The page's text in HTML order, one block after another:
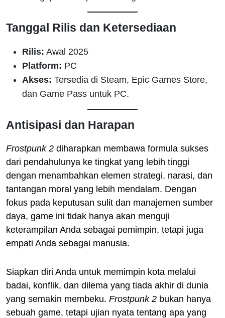
Tanggal Rilis dan Ketersediaan
Rilis: Awal 2025
Platform: PC
Akses: Tersedia di Steam, Epic Games Store,
dan Game Pass untuk PC.
Antisipasi dan Harapan
Frostpunk 2 diharapkan membawa formula sukses
dari pendahulunya ke tingkat yang lebih tinggi
dengan menambahkan elemen strategi, narasi, dan
tantangan moral yang lebih mendalam. Dengan
fokus pada keputusan sulit dan manajemen sumber
daya, game ini tidak hanya akan menguji
keterampilan Anda sebagai pemimpin, tetapi juga
empati Anda sebagai manusia.
Siapkan diri Anda untuk memimpin kota melalui
badai, konflik, dan dilema yang tiada akhir di dunia
yang semakin membeku. Frostpunk 2 bukan hanya
sebuah game, tetapi ujian nyata tentang apa yang